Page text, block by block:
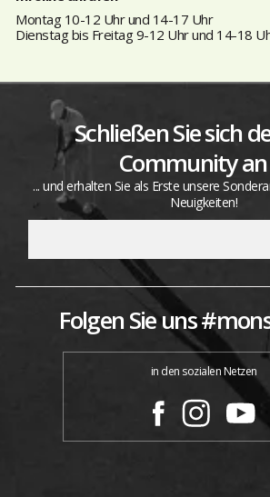
Montag 10-12 Uhr und 14-17 Uhr
Dienstag bis Freitag 9-12 Uhr und 14-18
Schließen Sie sich
Community
... und erhalten Sie als Erste unsere
Neuigkeiten!
Folgen Sie uns
in den sozialen Netzen